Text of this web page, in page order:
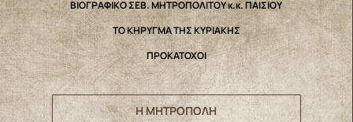
ΒΙΟΓΡΑΦΙΚΟ ΣΕΒ. ΜΗΤΡΟΠΟΛΙΤΟΥ κ.κ. ΠΑΙΣΙΟΥ
ΤΟ ΚΗΡΥΓΜΑ ΤΗΣ ΚΥΡΙΑΚΗΣ
ΠΡΟΚΑΤΟΧΟΙ
Η ΜΗΤΡΟΠΟΛΗ